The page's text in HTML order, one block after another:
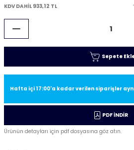
KDV DAHİL 933,12 TL
Sepete
Hafta içi 17:00'a kadar verilen siparişler
PDF İNDİR
Ürünün detayları için pdf dosyasına göz atın.